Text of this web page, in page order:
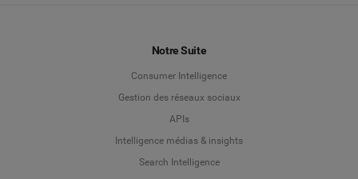
Notre Suite
Consumer Intelligence
Gestion des réseaux sociaux
APIs
Intelligence médias & insights
Search Intelligence